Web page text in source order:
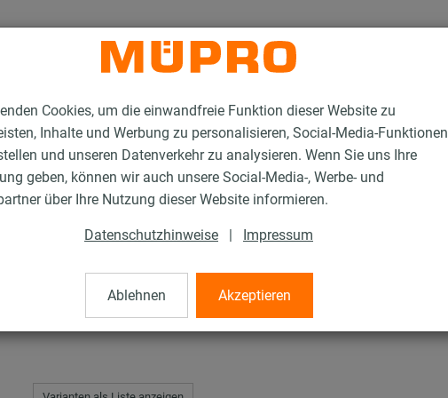
Cookies, um die einwandfreie Funktion dieser Website zu
Inhalte und Werbung zu personalisieren, Social-Media-Funktionen
und unseren Datenverkehr zu analysieren. Wenn Sie uns Ihre
geben, können wir auch unsere Social-Media-, Werbe- und
über Ihre Nutzung dieser Website informieren.
Datenschutzhinweise | Impressum
Ablehnen Akzeptieren
Produkte für die Lüftungsbefestigung MPR-Schienenbügel